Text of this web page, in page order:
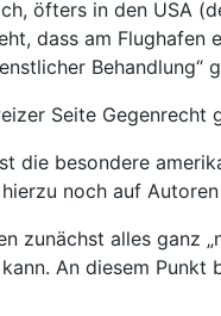
öfters in den USA
dass am
Behandlung“
Seite
die besondere
noch auf
zunächst alles ganz
An diesem